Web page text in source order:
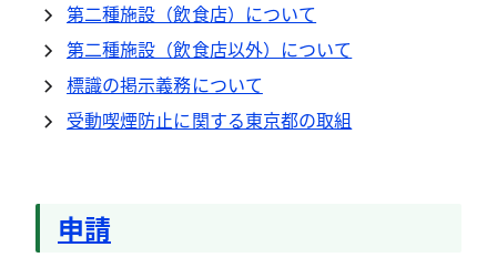
第二種施設（飲食店）について
第二種施設（飲食店以外）について
標識の掲示義務について
受動喫煙防止に関する東京都の取組
申請